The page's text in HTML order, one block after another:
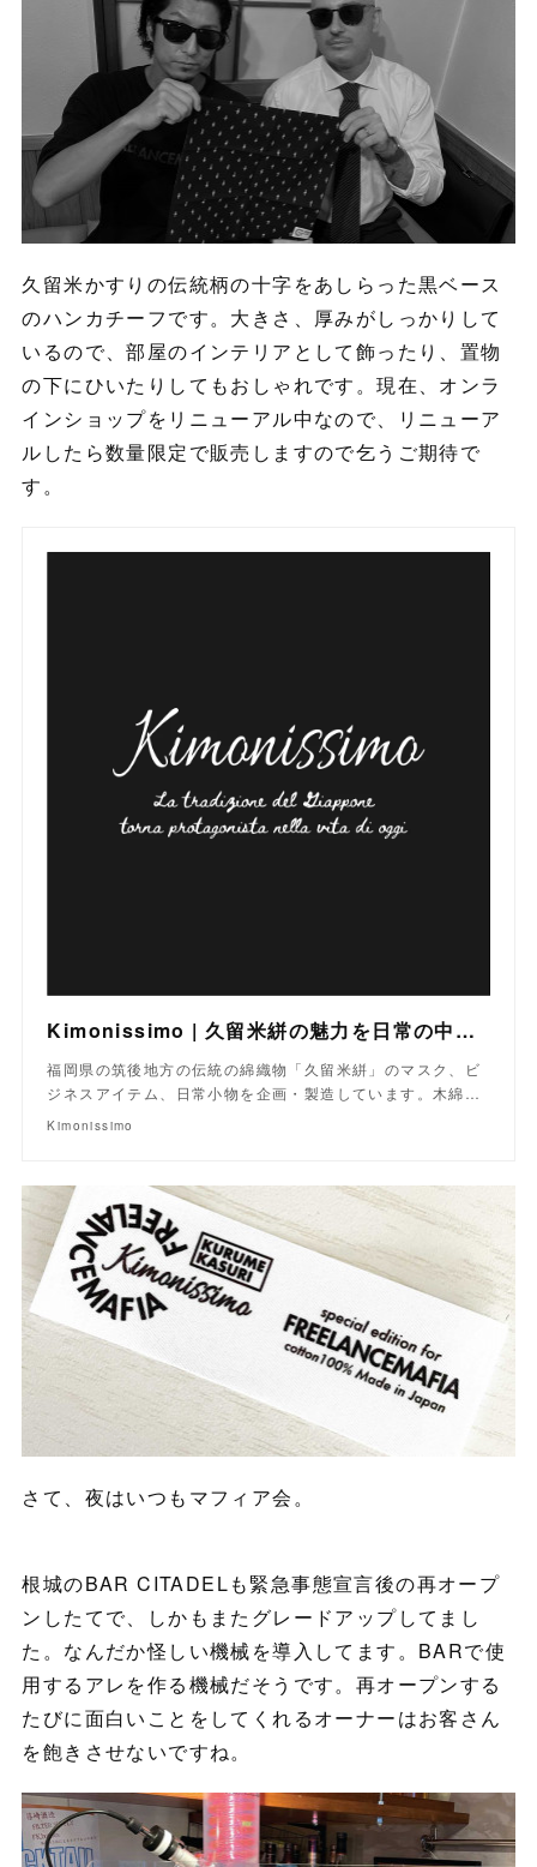
久留米かすりの伝統柄の十字をあしらった黒ベース
のハンカチーフです。大きさ、厚みがしっかりして
いるので、部屋のインテリアとして飾ったり、置物
の下にひいたりしてもおしゃれです。現在、オンラ
インショップをリニューアル中なので、リニューア
ルしたら数量限定で販売しますので乞うご期待で
す。
Kimonissimo | 久留米絣の魅力を日常の中で再発見するプロジェクト
福岡県の筑後地方の伝統の綿織物「久留米絣」のマスク、ビ
ジネスアイテム、日常小物を企画・製造しています。木綿…
Kimonissimo
さて、夜はいつもマフィア会。
根城のBAR CITADELも緊急事態宣言後の再オープ
ンしたてで、しかもまたグレードアップしてまし
た。なんだか怪しい機械を導入してます。BARで使
用するアレを作る機械だそうです。再オープンする
たびに面白いことをしてくれるオーナーはお客さん
を飽きさせないですね。